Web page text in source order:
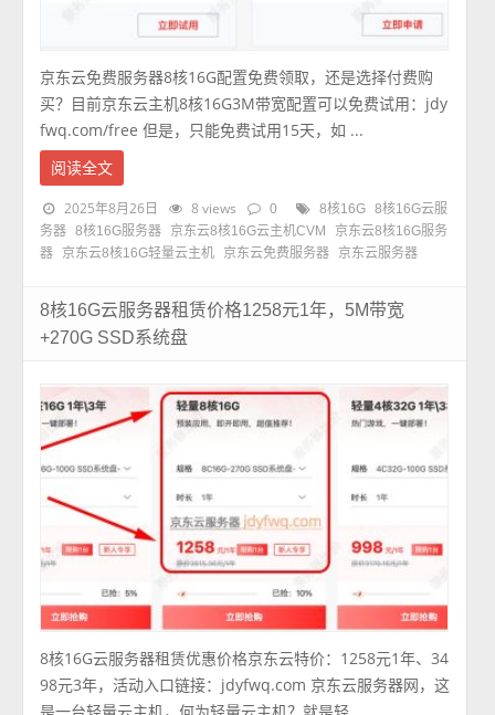
京东云免费服务器8核16G配置免费领取，还是选择付费购
买？目前京东云主机8核16G3M带宽配置可以免费试用：jdy
fwq.com/free 但是，只能免费试用15天，如 ...
阅读全文
2025年8月26日 8 views 0 8核16G
8核16G云服
务器 8核16G服务器 京东云8核16G云主机CVM
京东云8核16G服务
器
京东云8核16G轻量云主机 京东云免费服务器 京东云服务器
8核16G云服务器租赁价格1258元1年，5M带宽
+270G SSD系统盘
8核16G云服务器租赁优惠价格京东云特价：1258元1年、34
98元3年，活动入口链接：jdyfwq.com 京东云服务器网，这